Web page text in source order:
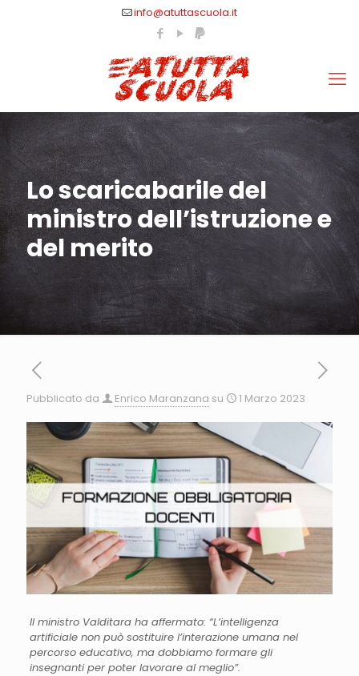
info@atuttascuola.it
Lo scaricabarile del
ministro dell’istruzione e
del merito
Pubblicato da Enrico Maranzana su 1 Marzo 2023
Il ministro Valditara ha affermato: “L’intelligenza
artificiale non può sostituire l’interazione umana nel
percorso educativo, ma dobbiamo formare gli
insegnanti per poter lavorare al meglio”.